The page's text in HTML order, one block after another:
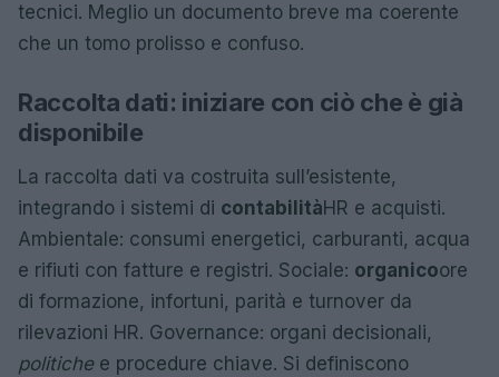
tecnici. Meglio un documento breve ma coerente
che un tomo prolisso e confuso.
Raccolta dati: iniziare con ciò che è già
disponibile
La raccolta dati va costruita sull’esistente,
integrando i sistemi di contabilitàHR e acquisti.
Ambientale: consumi energetici, carburanti, acqua
e rifiuti con fatture e registri. Sociale: organicoore
di formazione, infortuni, parità e turnover da
rilevazioni HR. Governance: organi decisionali,
politichee procedure chiave. Si definiscono